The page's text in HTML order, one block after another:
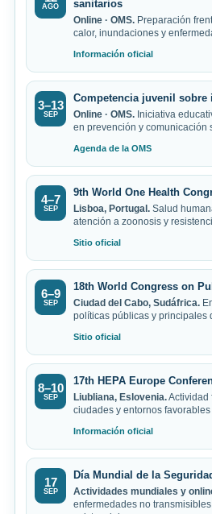
AGO sanitarios
Online · OMS. Preparación
calor, inundaciones y
Información oficial
3–13
SEP
Competencia juvenil sobre
Online · OMS. Iniciativa
en prevención y comunicación
Agenda de la OMS
4–7
SEP
9th World One Health
Lisboa, Portugal. Salud
atención a zoonosis y
Sitio oficial
6–9
SEP
18th World Congress on
Ciudad del Cabo, Sudáfrica.
políticas públicas y principales
Sitio oficial
8–10
SEP
17th HEPA Europe
Liubliana, Eslovenia.Actividad
ciudades y entornos favorables
Información oficial
17
SEP
Día Mundial de la
Actividades mundiales y
enfermedades no